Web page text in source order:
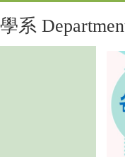
系